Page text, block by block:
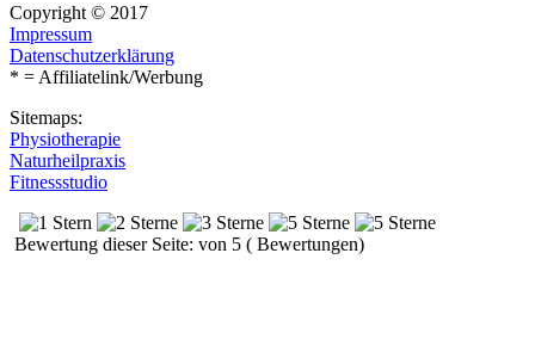
Copyright © 2017
Impressum
Datenschutzerklärung
* = Affiliatelink/Werbung
Sitemaps:
Physiotherapie
Naturheilpraxis
Fitnessstudio
Bewertung dieser Seite: von 5 ( Bewertungen)